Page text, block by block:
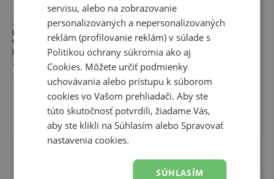
Zľava
Dámska mikina New Balance
WJ61W2EEABR – sivé
Mikiny s kapucňou
40,00 € 70,00 €
-
Novinka
Dámska bunda New Balance
MADE in USA WT51547OVN –
zelené
Mikiny s kapucňou
175,00 €
servisu, alebo na zobrazovanie
personalizovaných a nepersonalizovaných
reklám (profilovanie reklám) v súlade s
Politikou ochrany súkromia ako aj
Cookies. Môžete určiť podmienky
uchovávania alebo prístupu k súborom
cookies vo Vašom prehliadači. Aby ste
túto skutočnosť potvrdili, žiadame Vás,
aby ste klikli na Súhlasím alebo Spravovať
nastavenia cookies.
SÚHLASÍM